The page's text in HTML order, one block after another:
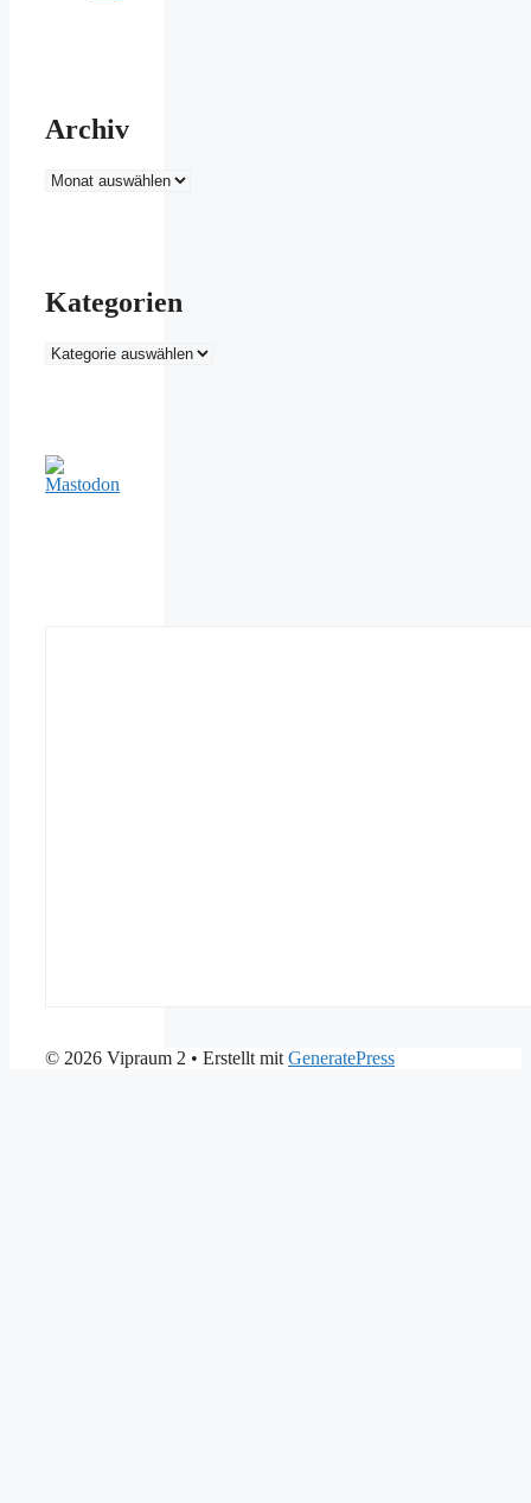
Archiv
Archiv
Kategorien
Kategorien
© 2026 Vipraum 2 • Erstellt mit GeneratePress